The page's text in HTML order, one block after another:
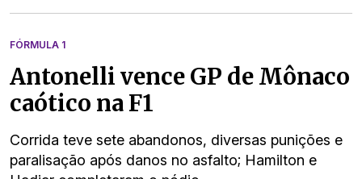
FÓRMULA 1
Antonelli vence GP de Mônaco
caótico na F1
Corrida teve sete abandonos, diversas punições e
paralisação após danos no asfalto; Hamilton e